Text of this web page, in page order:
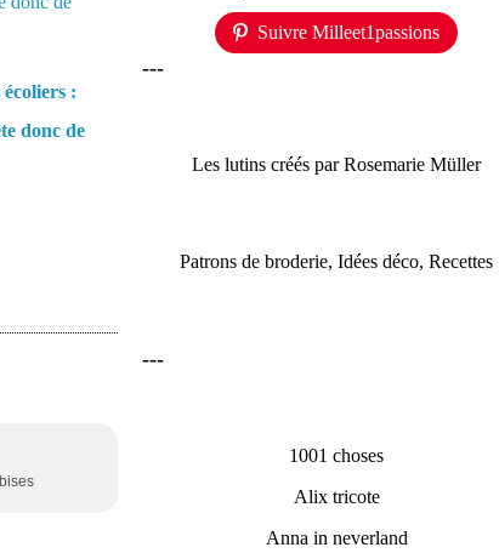
:
donc de
Suivre Milleet1passions
---
Les lutins créés par Rosemarie Müller
Patrons de broderie, Idées déco, Recettes
---
1001 choses
Alix tricote
Anna in neverland